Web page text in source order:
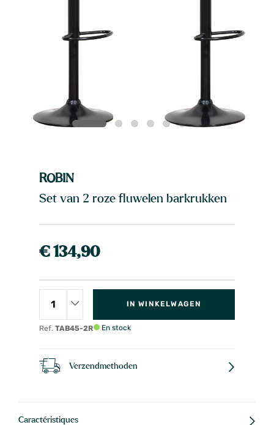
ROBIN
Set van 2 roze fluwelen barkrukken
€ 134,90
Ref. TAB45-2R
IN WINKELWAGEN
En stock
Verzendmethoden
Caractéristiques